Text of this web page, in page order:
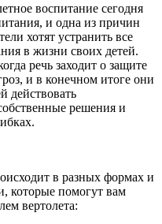
воспитание сегодня
и одна из причин
хотят устранить все
в жизни своих детей.
речь заходит о защите
и в конечном итоге они
действовать
решения и
в разных формах и
которые помогут вам
вертолета: